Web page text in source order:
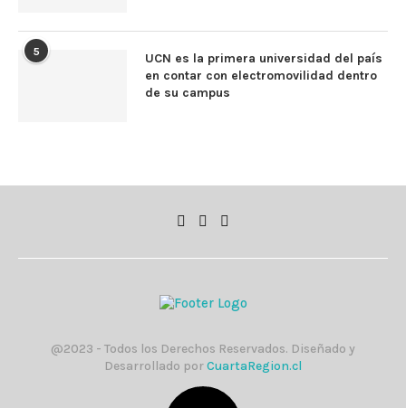
5
UCN es la primera universidad del país
en contar con electromovilidad dentro
de su campus
@2023 - Todos los Derechos Reservados. Diseñado y
Desarrollado porCuartaRegion.cl